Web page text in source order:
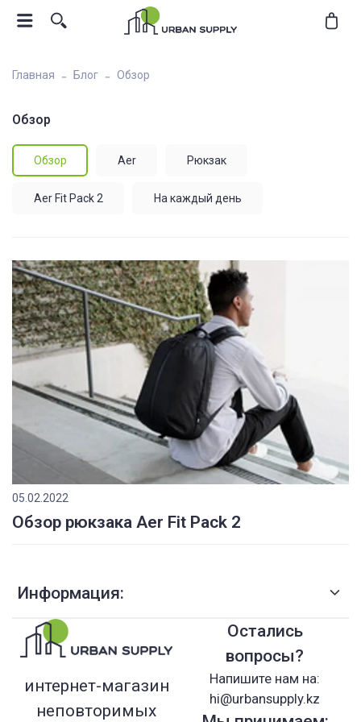
Главная Блог Обзор
Обзор
Обзор Aer Рюкзак
Aer Fit Pack 2 На каждый день
05.02.2022
Обзор рюкзака Aer Fit Pack 2
Информация:
интернет-магазин
неповторимых
Остались
вопросы?
Напишите нам на:
hi@urbansupply.kz